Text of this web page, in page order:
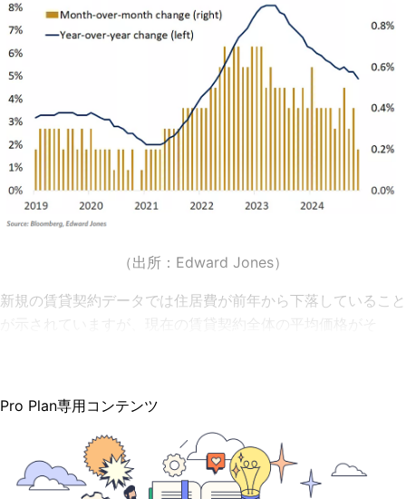
（出所： Edward Jones）
新規の賃貸契約データでは住居費が前年から下落していること
が示されていますが、現在の賃貸契約全体の平均価格がそ
Pro Plan専用コンテンツ